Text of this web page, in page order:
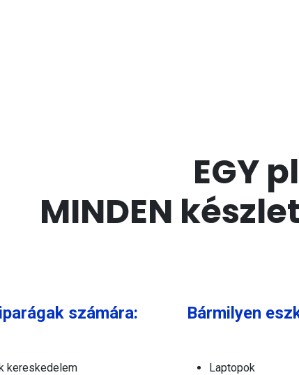
EGY
MINDEN
számára:
kereskedelem
Bármilyen
Laptopok